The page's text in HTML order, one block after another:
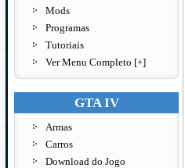
Mods
Programas
Tutoriais
Ver Menu Completo [+]
GTA IV
Armas
Carros
Download do Jogo